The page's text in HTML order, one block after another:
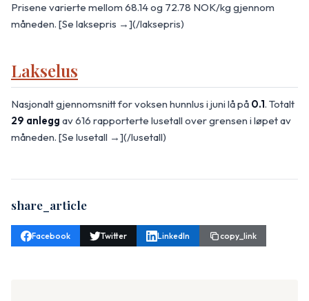
Prisene varierte mellom 68.14 og 72.78 NOK/kg gjennom
måneden. [Se laksepris →](/laksepris)
Lakselus
Nasjonalt gjennomsnitt for voksen hunnlus i juni lå på 0.1. Totalt
29 anlegg av 616 rapporterte lusetall over grensen i løpet av
måneden. [Se lusetall →](/lusetall)
share_article
Facebook Twitter LinkedIn copy_link